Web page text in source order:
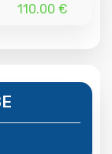
110.00 €